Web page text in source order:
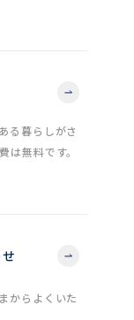
る暮らしがさ
は無料です。
からよくいた